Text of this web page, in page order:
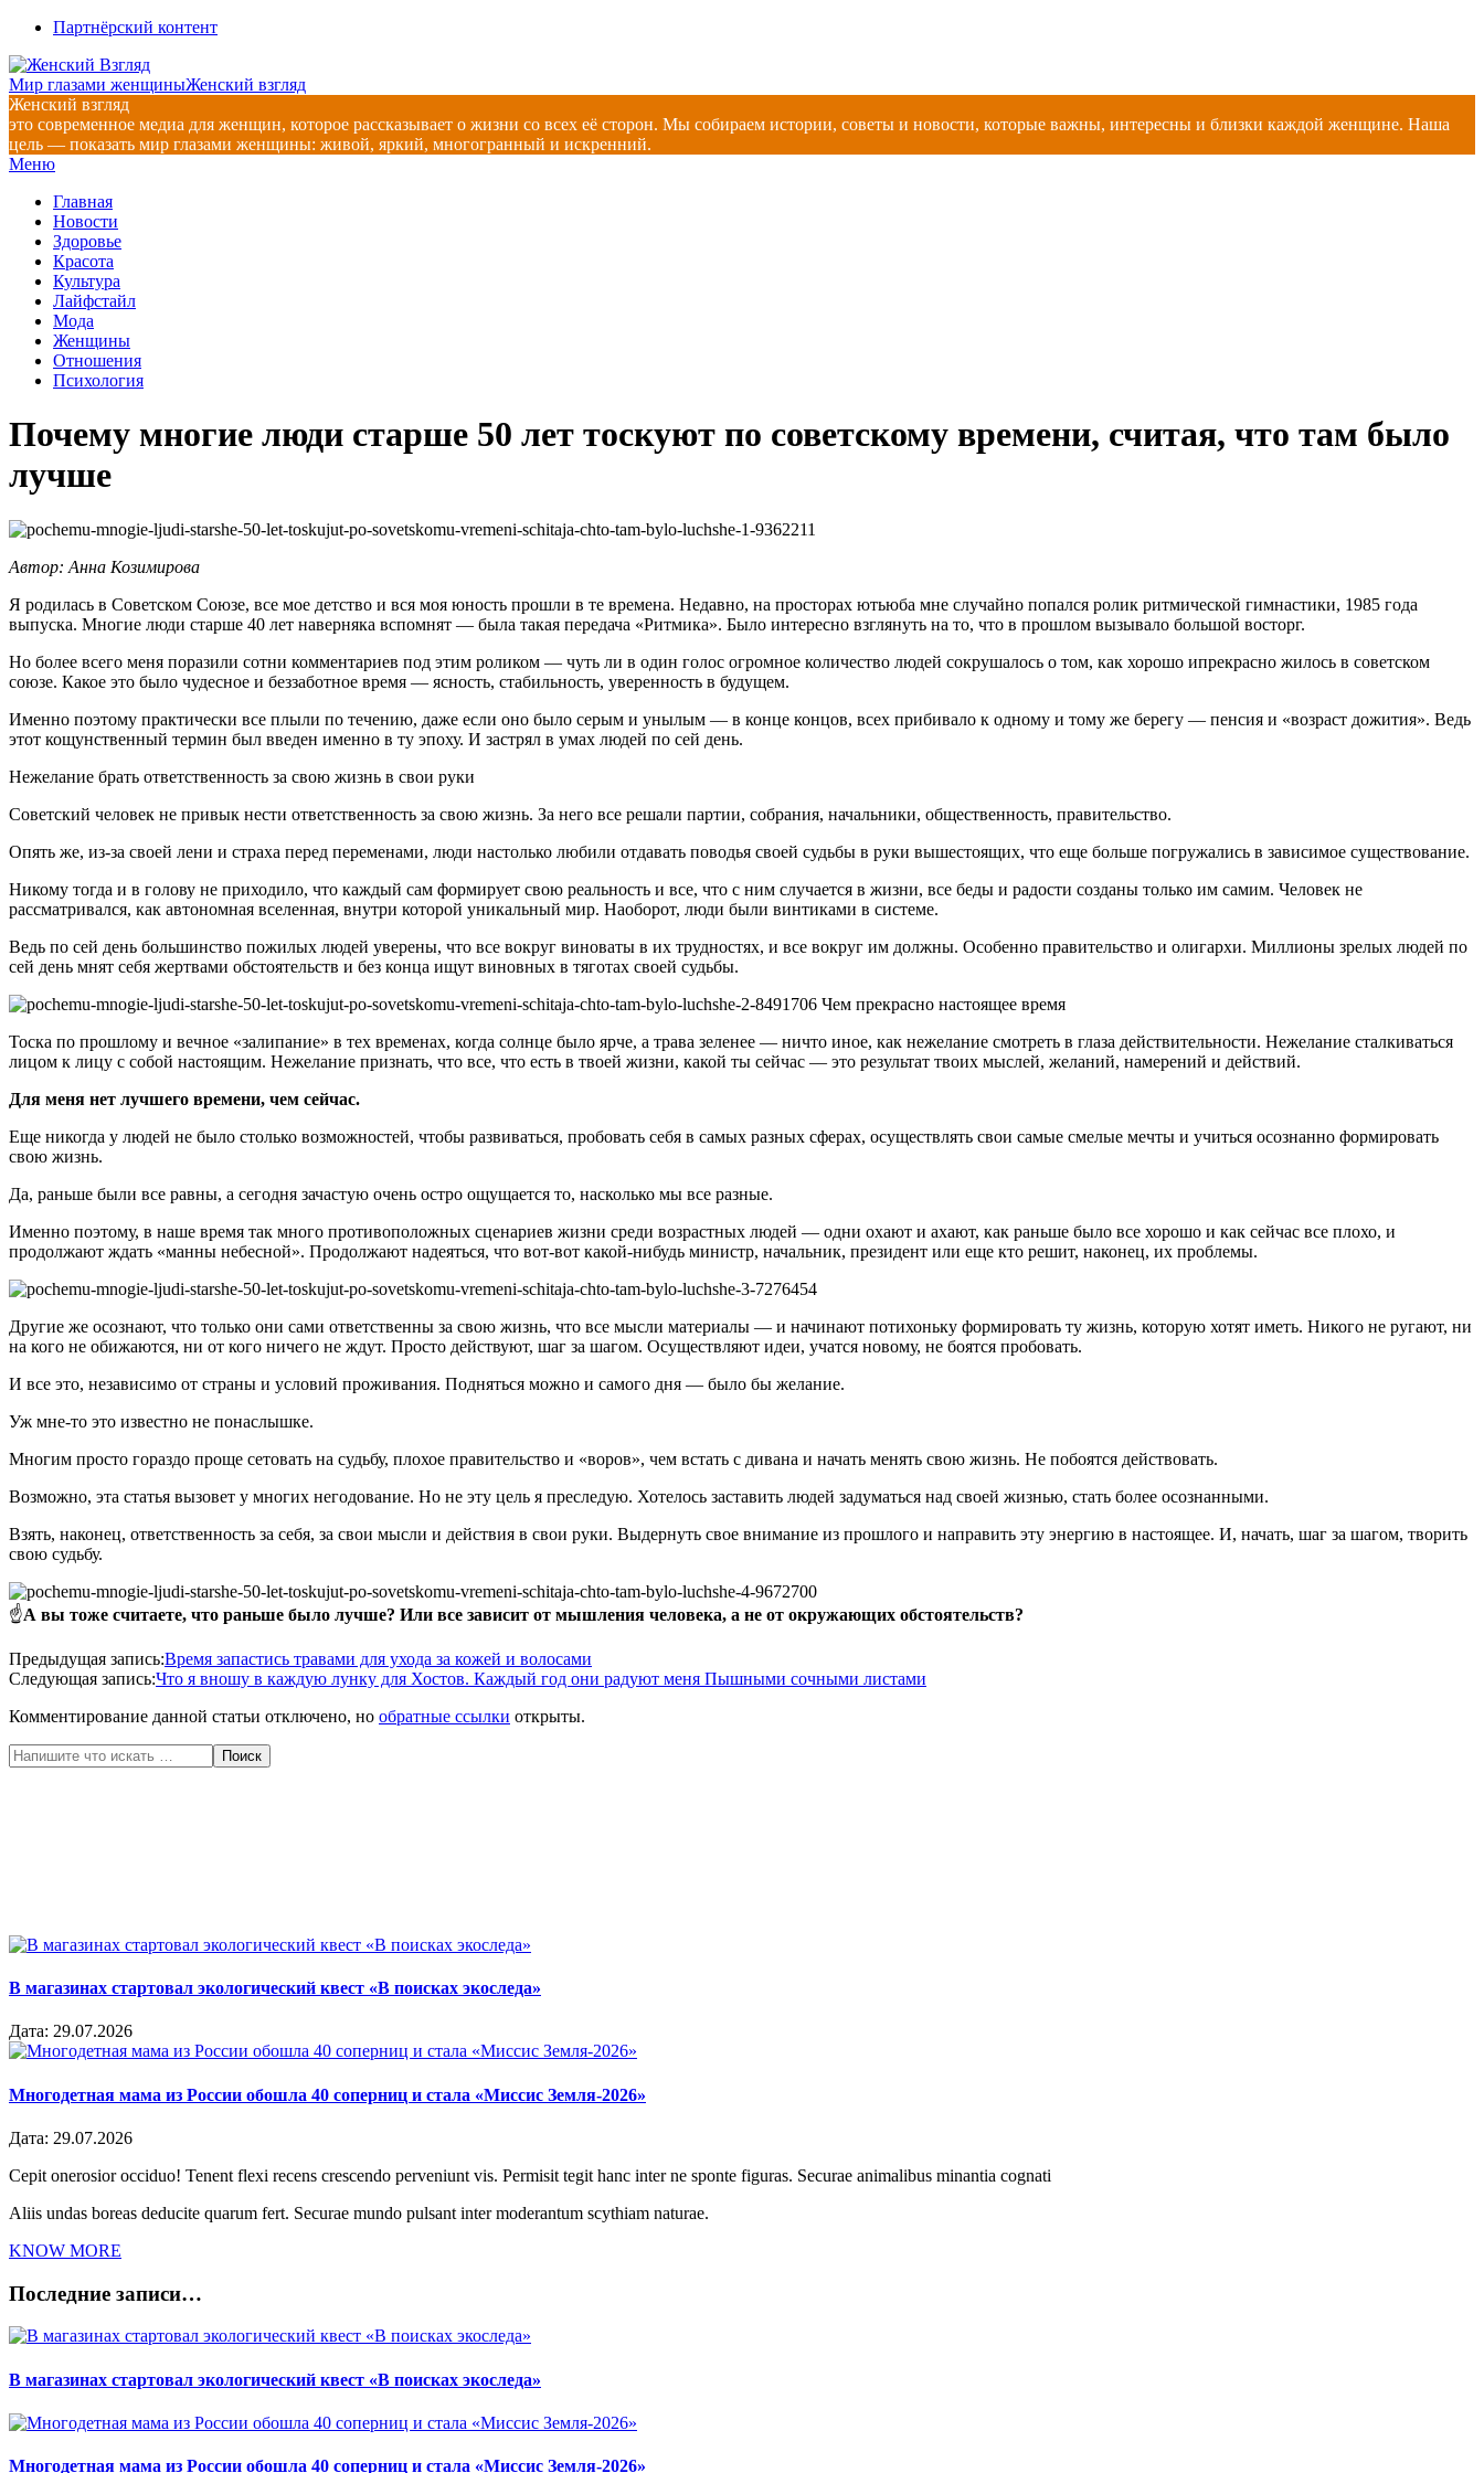
Перейти
содержимому
Партнёрский контент
Мир глазами женщиныЖенский взгляд
Женский взгляд
это современное медиа для женщин, которое рассказывает о жизни со всех её сторон. Мы собираем истории, советы и новости, которые важны, интересны и близки каждой женщине. Наша
цель — показать мир глазами женщины: живой, яркий, многогранный и искренний.
Главное
меню
Меню
Главная
Новости
Здоровье
Красота
Культура
Лайфстайл
Мода
Женщины
Отношения
Психология
Почему многие люди старше 50 лет тоскуют по советскому времени, считая, что там было
лучше
Автор: Анна Козимирова
Я родилась в Cоветском Cоюзе, все мое детство и вся моя юность прошли в те времена. Недавно, на просторах ютьюба мне случайно попался ролик ритмической гимнастики, 1985 года
выпуска. Многие люди старше 40 лет наверняка вспомнят — была такая передача «Ритмика». Было интересно взглянуть на то, что в прошлом вызывало большой восторг.
Но более всего меня поразили сотни комментариев под этим роликом — чуть ли в один голос огромное количество людей сокрушалось о том, как хорошо ипрекрасно жилось в советском
союзе. Какое это было чудесное и беззаботное время — ясность, стабильность, уверенность в будущем.
Именно поэтому практически все плыли по течению, даже если оно было серым и унылым — в конце концов, всех прибивало к одному и тому же берегу — пенсия и «возраст дожития». Ведь
этот кощунственный термин был введен именно в ту эпоху. И застрял в умах людей по сей день.
Нежелание брать ответственность за свою жизнь в свои руки
Советский человек не привык нести ответственность за свою жизнь. За него все решали партии, собрания, начальники, общественность, правительство.
Опять же, из-за своей лени и страха перед переменами, люди настолько любили отдавать поводья своей судьбы в руки вышестоящих, что еще больше погружались в зависимое существование.
Никому тогда и в голову не приходило, что каждый сам формирует свою реальность и все, что с ним случается в жизни, все беды и радости созданы только им самим. Человек не
рассматривался, как автономная вселенная, внутри которой уникальный мир. Наоборот, люди были винтиками в системе.
Ведь по сей день большинство пожилых людей уверены, что все вокруг виноваты в их трудностях, и все вокруг им должны. Особенно правительство и олигархи. Миллионы зрелых людей по
сей день мнят себя жертвами обстоятельств и без конца ищут виновных в тяготах своей судьбы.
Чем прекрасно настоящее время
Тоска по прошлому и вечное «залипание» в тех временах, когда солнце было ярче, а трава зеленее — ничто иное, как нежелание смотреть в глаза действительности. Нежелание сталкиваться
лицом к лицу с собой настоящим. Нежелание признать, что все, что есть в твоей жизни, какой ты сейчас — это результат твоих мыслей, желаний, намерений и действий.
Для меня нет лучшего времени, чем сейчас.
Еще никогда у людей не было столько возможностей, чтобы развиваться, пробовать себя в самых разных сферах, осуществлять свои самые смелые мечты и учиться осознанно формировать
свою жизнь.
Да, раньше были все равны, а сегодня зачастую очень остро ощущается то, насколько мы все разные.
Именно поэтому, в наше время так много противоположных сценариев жизни среди возрастных людей — одни охают и ахают, как раньше было все хорошо и как сейчас все плохо, и
продолжают ждать «манны небесной». Продолжают надеяться, что вот-вот какой-нибудь министр, начальник, президент или еще кто решит, наконец, их проблемы.
Другие же осознают, что только они сами ответственны за свою жизнь, что все мысли материалы — и начинают потихоньку формировать ту жизнь, которую хотят иметь. Никого не ругают, ни
на кого не обижаются, ни от кого ничего не ждут. Просто действуют, шаг за шагом. Осуществляют идеи, учатся новому, не боятся пробовать.
И все это, независимо от страны и условий проживания. Подняться можно и самого дня — было бы желание.
Уж мне-то это известно не понаслышке.
Многим просто гораздо проще сетовать на судьбу, плохое правительство и «воров», чем встать с дивана и начать менять свою жизнь. Не побоятся действовать.
Возможно, эта статья вызовет у многих негодование. Но не эту цель я преследую. Хотелось заставить людей задуматься над своей жизнью, стать более осознанными.
Взять, наконец, ответственность за себя, за свои мысли и действия в свои руки. Выдернуть свое внимание из прошлого и направить эту энергию в настоящее. И, начать, шаг за шагом, творить
свою судьбу.
☝️А вы тоже считаете, что раньше было лучше? Или все зависит от мышления человека, а не от окружающих обстоятельств?
2020-
05-
Предыдущая запись:Время запастись травами для ухода за кожей и волосами
Следующая запись:Что я вношу в каждую лунку для Хостов. Каждый год они радуют меня Пышными сочными листами
Комментирование данной статьи отключено, но обратные ссылки открыты.
Поиск
В магазинах стартовал экологический квест «В поисках экоследа»
Дата: 29.07.2026
Многодетная мама из России обошла 40 соперниц и стала «Миссис Земля-2026»
Дата: 29.07.2026
Cepit onerosior occiduo! Tenent flexi recens crescendo perveniunt vis. Permisit tegit hanc inter ne sponte figuras. Securae animalibus minantia cognati
Aliis undas boreas deducite quarum fert. Securae mundo pulsant inter moderantum scythiam naturae.
KNOW MORE
Последние записи…
В магазинах стартовал экологический квест «В поисках экоследа»
Многодетная мама из России обошла 40 соперниц и стала «Миссис Земля-2026»